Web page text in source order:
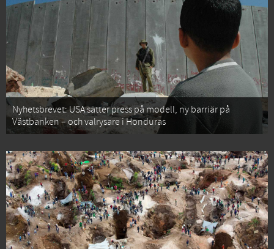
Nyhetsbrevet: USA sätter press på modell, ny barriär på
Västbanken – och valrysare i Honduras